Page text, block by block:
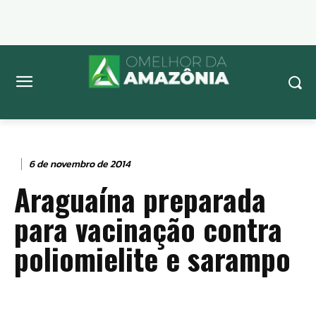
6 de novembro de 2014
Araguaína preparada
para vacinação contra
poliomielite e sarampo